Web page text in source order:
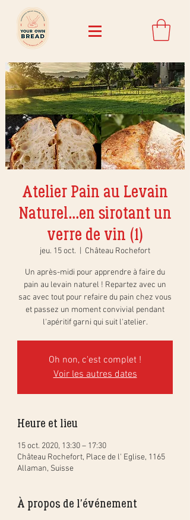
Atelier Pain au Levain
Naturel...en sirotant un
verre de vin (1)
jeu. 15 oct. Château Rochefort
Un après-midi pour apprendre à faire du
pain au levain naturel ! Repartez avec un
sac avec tout pour refaire du pain chez vous
et passez un moment convivial pendant
l'apéritif garni qui suit l'atelier.
Oh non, c'est complet !
Voir les autres dates
Heure et lieu
15 oct. 2020, 13:30 – 17:30
Château Rochefort, Place de l' Eglise, 1165
Allaman, Suisse
À propos de l'événement